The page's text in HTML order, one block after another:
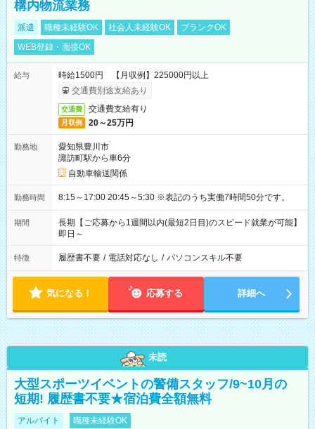
構内物流業務
派遣 職種未経験OK 社会人未経験OK
ブランクOK
WEB登録・面接OK
給与
時給1500円 【月収例】225000円以上
交通費別途支給あり
交通費 交通費支給有り
月収例 20～25万円
勤務地
愛知県豊川市
諏訪町駅から車6分
自動車輸送関係
勤務時間 8:15～17:00 20:45～5:30 ※表記のうち実働7時間50分です。
期間
長期【ご応募から1週間以内(最短2日目)のスピード就業が可能】
即日～
特徴 履歴書不要 / 電話対応なし / パソコンスキル不要
気になる！ 応募する 詳細へ
未読
大型スポーツイベントの警備スタッフ/9~10月の
短期! 履歴書不要★宿泊費全額無料
アルバイト 職種未経験OK